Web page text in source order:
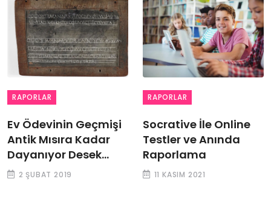
RAPORLAR
Ev Ödevinin Geçmişi
Antik Mısıra Kadar
Dayanıyor Desek...
2 ŞUBAT 2019
RAPORLAR
Socrative İle Online
Testler ve Anında
Raporlama
11 KASIM 2021